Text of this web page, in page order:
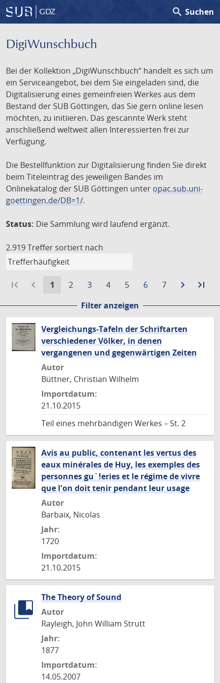
GDZ search Suchen
DigiWunschbuch
Bei der Kollektion „DigiWunschbuch“ handelt es sich um
ein Serviceangebot, bei dem Sie eingeladen sind, die
Digitalisierung eines gemeinfreien Werkes aus dem
Bestand der SUB Göttingen, das Sie gern online lesen
möchten, zu initiieren. Das gescannte Werk steht
anschließend weltweit allen Interessierten frei zur
Verfügung.
Die Bestellfunktion zur Digitalisierung finden Sie direkt
beim Titeleintrag des jeweiligen Bandes im
Onlinekatalog der SUB Göttingen unter opac.sub.uni-
goettingen.de/DB=1/.
Status: Die Sammlung wird laufend ergänzt.
2.919 Treffer sortiert nach
first_page navigate_before
Aktuelle
1
Gehe
Seite
2
Gehe
Seite
3
Gehe
Seite
4
Gehe
Seite
5
Gehe
Seite
6
Gehe
Seite
7 navigate_next
Zur
Seite
last_page
Filter anzeigen
Vergleichungs-Tafeln der Schriftarten
verschiedener Völker, in denen
vergangenen und gegenwärtigen Zeiten
Autor
Büttner, Christian Wilhelm
Importdatum:
21.10.2015
Teil eines mehrbändigen Werkes – St. 2
Avis au public, contenant les vertus des
eaux minérales de Huy, les exemples des
personnes gu´!eries et le régime de vivre
que l'on doit tenir pendant leur usage
Autor
Barbaix, Nicolas
Jahr:
1720
Importdatum:
21.10.2015
The Theory of Sound
Autor
Rayleigh, John William Strutt
Jahr:
1877
Importdatum:
14.05.2007